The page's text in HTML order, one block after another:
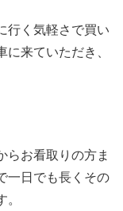
行く気軽さで買い
来ていただき、
らお看取りの方ま
一日でも長くその